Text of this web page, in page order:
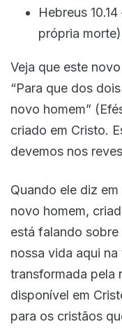
Hebreus
própria
Veja que este
“Para que dos
novo homem”
criado em Cristo.
devemos nos
Quando ele diz
novo homem,
está falando sobre
nossa vida aqui
transformada pela
disponível em
para os cristãos